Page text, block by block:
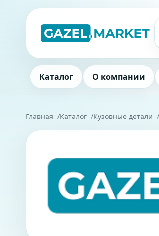
Каталог О компании
Главная Каталог Кузовные детали